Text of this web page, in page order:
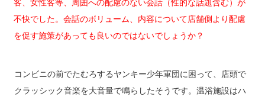
客、女性客等、周囲への配慮のない会話（性的な話題含む）が
不快でした。会話のボリューム、内容について店舗側より配慮
を促す施策があっても良いのではないでしょうか？
コンビニの前でたむろするヤンキー少年軍団に困って、店頭で
クラッシック音楽を大音量で鳴らしたそうです。温浴施設はハ